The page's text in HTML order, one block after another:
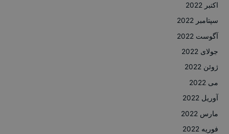
اکتبر 2022
سپتامبر 2022
آگوست 2022
جولای 2022
ژوئن 2022
می 2022
آوریل 2022
مارس 2022
فوریه 2022